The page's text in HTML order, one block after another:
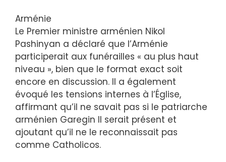
Arménie
Le Premier ministre arménien Nikol
Pashinyan a déclaré que l’Arménie
participerait aux funérailles « au plus haut
niveau », bien que le format exact soit
encore en discussion. Il a également
évoqué les tensions internes à l’Église,
affirmant qu’il ne savait pas si le patriarche
arménien Garegin II serait présent et
ajoutant qu’il ne le reconnaissait pas
comme Catholicos.